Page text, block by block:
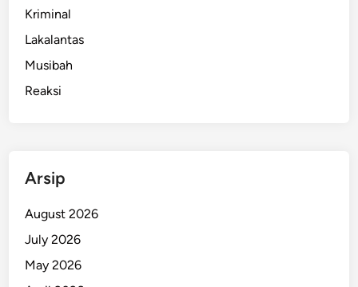
Kriminal
Lakalantas
Musibah
Reaksi
Arsip
August 2026
July 2026
May 2026